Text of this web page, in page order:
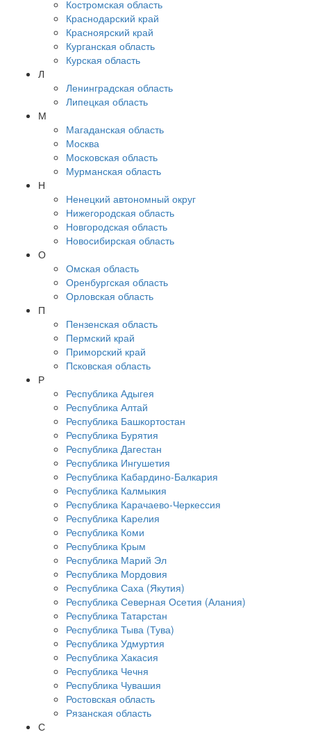
Костромская область
Краснодарский край
Красноярский край
Курганская область
Курская область
Л
Ленинградская область
Липецкая область
М
Магаданская область
Москва
Московская область
Мурманская область
Н
Ненецкий автономный округ
Нижегородская область
Новгородская область
Новосибирская область
О
Омская область
Оренбургская область
Орловская область
П
Пензенская область
Пермский край
Приморский край
Псковская область
Р
Республика Адыгея
Республика Алтай
Республика Башкортостан
Республика Бурятия
Республика Дагестан
Республика Ингушетия
Республика Кабардино-Балкария
Республика Калмыкия
Республика Карачаево-Черкессия
Республика Карелия
Республика Коми
Республика Крым
Республика Марий Эл
Республика Мордовия
Республика Саха (Якутия)
Республика Северная Осетия (Алания)
Республика Татарстан
Республика Тыва (Тува)
Республика Удмуртия
Республика Хакасия
Республика Чечня
Республика Чувашия
Ростовская область
Рязанская область
С